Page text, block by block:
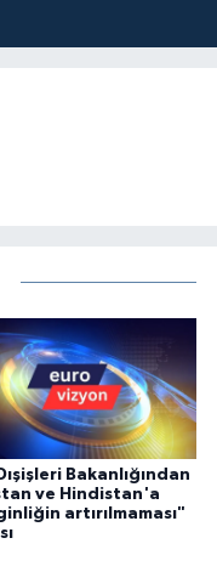
Bakanlığından
ve Hindistan'a
artırılmaması"